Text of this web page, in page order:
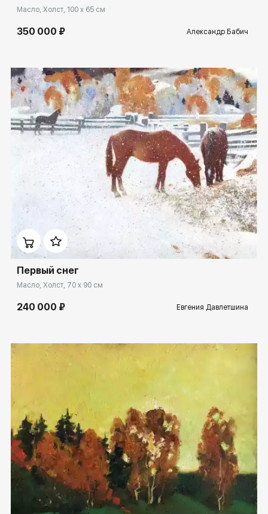
Масло, Холст, 100 x 65 см
350 000 ₽ Александр Бабич
ekb.rakovgallery.ru
Первый снег
Масло, Холст, 70 x 90 см
240 000 ₽ Евгения Давлетшина